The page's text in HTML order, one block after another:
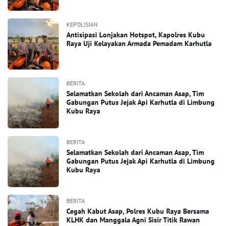
KEPOLISIAN
Antisipasi Lonjakan Hotspot, Kapolres Kubu
Raya Uji Kelayakan Armada Pemadam Karhutla
BERITA
Selamatkan Sekolah dari Ancaman Asap, Tim
Gabungan Putus Jejak Api Karhutla di Limbung
Kubu Raya
BERITA
Selamatkan Sekolah dari Ancaman Asap, Tim
Gabungan Putus Jejak Api Karhutla di Limbung
Kubu Raya
BERITA
Cegah Kabut Asap, Polres Kubu Raya Bersama
KLHK dan Manggala Agni Sisir Titik Rawan